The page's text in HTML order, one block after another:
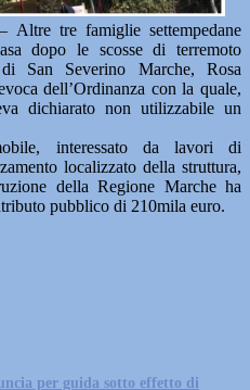
tre famiglie settempedane
dopo le scosse di terremoto
San Severino Marche, Rosa
dell’Ordinanza con la quale,
dichiarato non utilizzabile un
interessato da lavori di
localizzato della struttura,
della Regione Marche ha
pubblico di 210mila euro.
per guida sotto effetto di